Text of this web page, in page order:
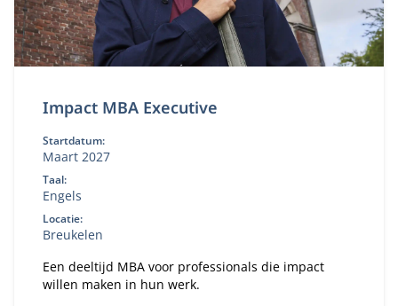
Impact MBA Executive
Startdatum:
Maart 2027
Taal:
Engels
Locatie:
Breukelen
Een deeltijd MBA voor professionals die impact
willen maken in hun werk.